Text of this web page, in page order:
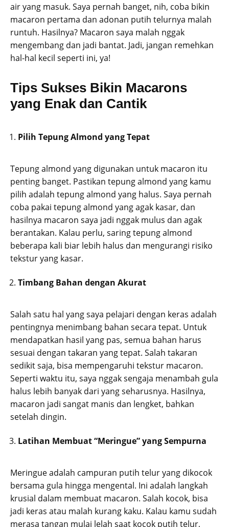
air yang masuk. Saya pernah banget, nih, coba bikin
macaron pertama dan adonan putih telurnya malah
runtuh. Hasilnya? Macaron saya malah nggak
mengembang dan jadi bantat. Jadi, jangan remehkan
hal-hal kecil seperti ini, ya!
Tips Sukses Bikin Macarons
yang Enak dan Cantik
Pilih Tepung Almond yang Tepat
Tepung almond yang digunakan untuk macaron itu
penting banget. Pastikan tepung almond yang kamu
pilih adalah tepung almond yang halus. Saya pernah
coba pakai tepung almond yang agak kasar, dan
hasilnya macaron saya jadi nggak mulus dan agak
berantakan. Kalau perlu, saring tepung almond
beberapa kali biar lebih halus dan mengurangi risiko
tekstur yang kasar.
Timbang Bahan dengan Akurat
Salah satu hal yang saya pelajari dengan keras adalah
pentingnya menimbang bahan secara tepat. Untuk
mendapatkan hasil yang pas, semua bahan harus
sesuai dengan takaran yang tepat. Salah takaran
sedikit saja, bisa mempengaruhi tekstur macaron.
Seperti waktu itu, saya nggak sengaja menambah gula
halus lebih banyak dari yang seharusnya. Hasilnya,
macaron jadi sangat manis dan lengket, bahkan
setelah dingin.
Latihan Membuat “Meringue” yang Sempurna
Meringue adalah campuran putih telur yang dikocok
bersama gula hingga mengental. Ini adalah langkah
krusial dalam membuat macaron. Salah kocok, bisa
jadi keras atau malah kurang kaku. Kalau kamu sudah
merasa tangan mulai lelah saat kocok putih telur,